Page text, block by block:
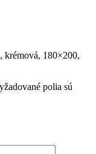
krémová, 180×200,
polia sú